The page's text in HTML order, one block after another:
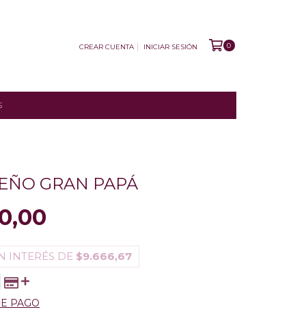
CREAR CUENTA INICIAR SESIÓN 0
GRAN PAPÁ
INTERÉS DE $9.666,67
PAGO